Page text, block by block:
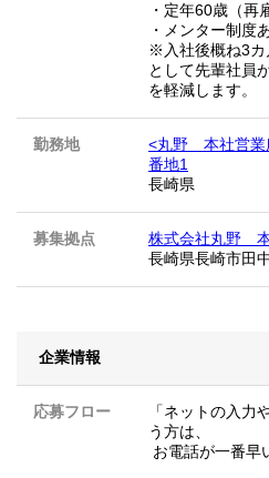
・定年60歳（再
・メンター制度
※入社後概ね3カ
として先輩社員
を軽減します。
勤務地
<丸野 本社営業
番地1
長崎県
募集拠点
株式会社丸野
長崎県長崎市田
企業情報
応募フロー
「ネットの入
う方は、
お電話が一番早